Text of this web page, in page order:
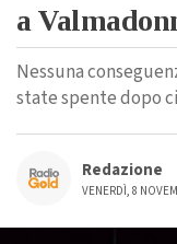
a
Nessuna
state spente dopo
Redazione
VENERDÌ, 8